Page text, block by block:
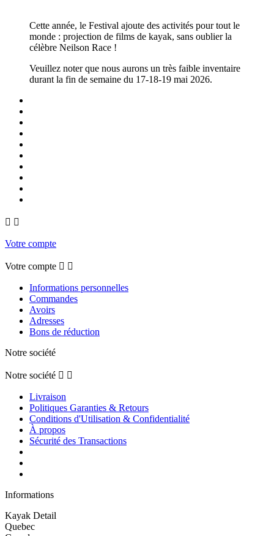
Cette année, le Festival ajoute des activités pour tout le
monde : projection de films de kayak, sans oublier la
célèbre Neilson Race !
Veuillez noter que nous aurons un très faible inventaire
durant la fin de semaine du 17-18-19 mai 2026.
 
Votre compte
Votre compte  
Informations personnelles
Commandes
Avoirs
Adresses
Bons de réduction
Notre société
Notre société  
Livraison
Politiques Garanties & Retours
Conditions d'Utilisation & Confidentialité
À propos
Sécurité des Transactions
Informations
Kayak Detail
Quebec